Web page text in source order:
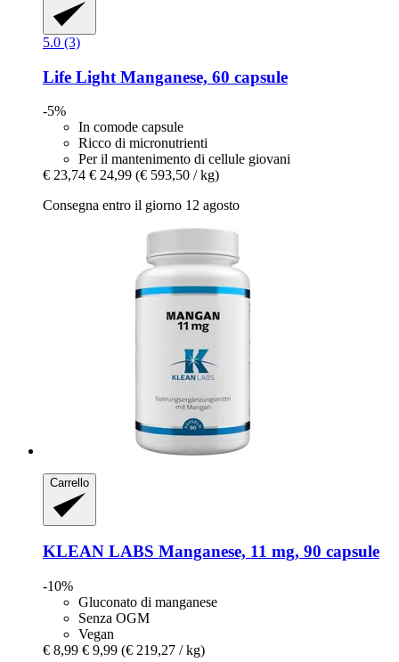
5.0 (3)
Life Light Manganese, 60 capsule
-5%
In comode capsule
Ricco di micronutrienti
Per il mantenimento di cellule giovani
€ 23,74 € 24,99 (€ 593,50 / kg)
Consegna entro il giorno 12 agosto
Carrello
KLEAN LABS Manganese, 11 mg, 90 capsule
-10%
Gluconato di manganese
Senza OGM
Vegan
€ 8,99 € 9,99 (€ 219,27 / kg)